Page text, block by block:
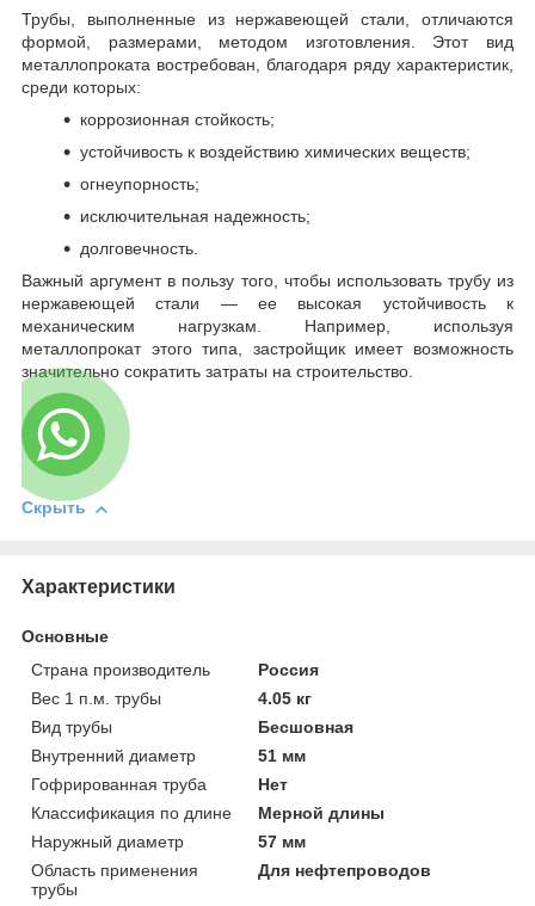
Трубы, выполненные из нержавеющей стали, отличаются
формой, размерами, методом изготовления. Этот вид
металлопроката востребован, благодаря ряду характеристик,
среди которых:
коррозионная стойкость;
устойчивость к воздействию химических веществ;
огнеупорность;
исключительная надежность;
долговечность.
Важный аргумент в пользу того, чтобы использовать трубу из
нержавеющей стали — ее высокая устойчивость к
механическим нагрузкам. Например, используя
металлопрокат этого типа, застройщик имеет возможность
значительно сократить затраты на строительство.
Скрыть
Характеристики
Основные
Страна производитель
Россия
Вес 1 п.м. трубы
4.05 кг
Вид трубы
Бесшовная
Внутренний диаметр
51 мм
Гофрированная труба
Нет
Классификация по длине
Мерной длины
Наружный диаметр
57 мм
Область применения
трубы
Для нефтепроводов